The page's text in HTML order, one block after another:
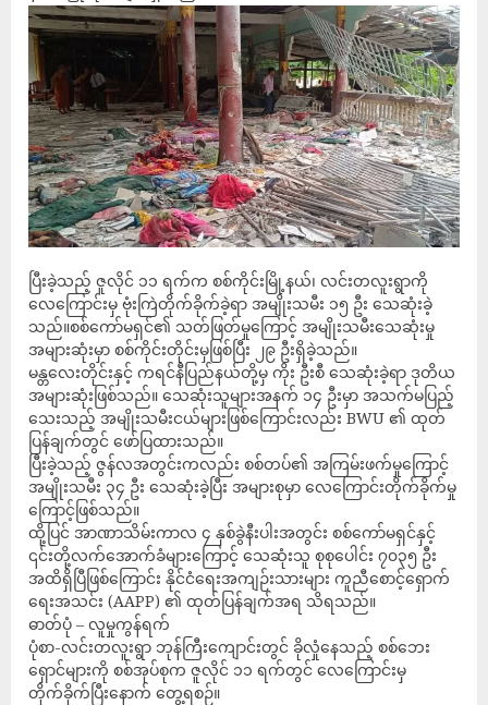
ပြီးခဲ့သည့် ဇူလိုင် ၁၁ ရက်က စစ်ကိုင်းမြို့နယ်၊ လင်းတလူးရွာကို
လေကြောင်းမှ ဗုံးကြဲတိုက်ခိုက်ခဲ့ရာ အမျိုးသမီး ၁၅ ဦး သေဆုံးခဲ့
သည်။စစ်ကော်မရှင်၏ သတ်ဖြတ်မှုကြောင့် အမျိုးသမီးသေဆုံးမှု
အများဆုံးမှာ စစ်ကိုင်းတိုင်းမှဖြစ်ပြီး ၂၉ ဦးရှိခဲ့သည်။
မန္တလေးတိုင်းနှင့် ကရင်နီပြည်နယ်တို့မှ ကိုး ဦးစီ သေဆုံးခဲ့ရာ ဒုတိယ
အများဆုံးဖြစ်သည်။ သေဆုံးသူများအနက် ၁၄ ဦးမှာ အသက်မပြည့်
သေးသည့် အမျိုးသမီးငယ်များဖြစ်ကြောင်းလည်း BWU ၏ ထုတ်
ပြန်ချက်တွင် ဖော်ပြထားသည်။
ပြီးခဲ့သည့် ဇွန်လအတွင်းကလည်း စစ်တပ်၏ အကြမ်းဖက်မှုကြောင့်
အမျိုးသမီး ၃၄ ဦး သေဆုံးခဲ့ပြီး အများစုမှာ လေကြောင်းတိုက်ခိုက်မှု
ကြောင့်ဖြစ်သည်။
ထို့ပြင် အာဏာသိမ်းကာလ ၄ နှစ်ခွဲနီးပါးအတွင်း စစ်ကော်မရှင်နှင့်
၎င်းတို့လက်အောက်ခံများကြောင့် သေဆုံးသူ စုစုပေါင်း ၇၀၃၅ ဦး
အထိရှိပြီဖြစ်ကြောင်း နိုင်ငံရေးအကျဉ်းသားများ ကူညီစောင့်ရှောက်
ရေးအသင်း (AAPP) ၏ ထုတ်ပြန်ချက်အရ သိရသည်။
ဓာတ်ပုံ – လူမှုကွန်ရက်
ပုံစာ-လင်းတလူးရွာ ဘုန်ကြီးကျောင်းတွင် ခိုလှုံနေသည့် စစ်ဘေး
ရှောင်များကို စစ်အုပ်စုက ဇူလိုင် ၁၁ ရက်တွင် လေကြောင်းမှ
တိုက်ခိုက်ပြီးနောက် တွေ့ရစဉ်။